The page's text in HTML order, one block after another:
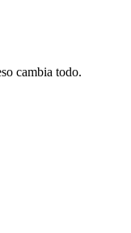
cambia todo.